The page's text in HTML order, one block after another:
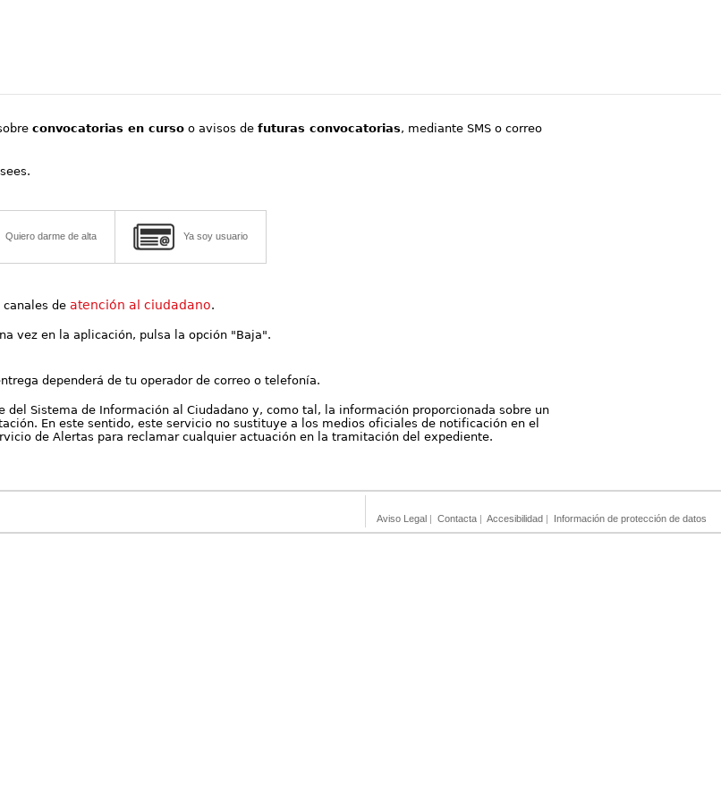
convocatorias en curso o avisos defuturas convocatorias, mediante SMS o correo
Quiero darme de alta Ya soy usuario
canales deatención al ciudadano.
vez en la aplicación, pulsa la opción "Baja".
dependerá de tu operador de correo o telefonía.
Sistema de Información al Ciudadano y, como tal, la información proporcionada sobre un
En este sentido, este servicio no sustituye a los medios oficiales de notificación en el
de Alertas para reclamar cualquier actuación en la tramitación del expediente.
Aviso Legal | Contacta | Accesibilidad | Información de protección de datos